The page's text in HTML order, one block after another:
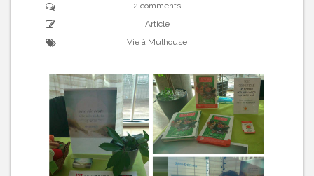
2 comments
Article
Vie à Mulhouse